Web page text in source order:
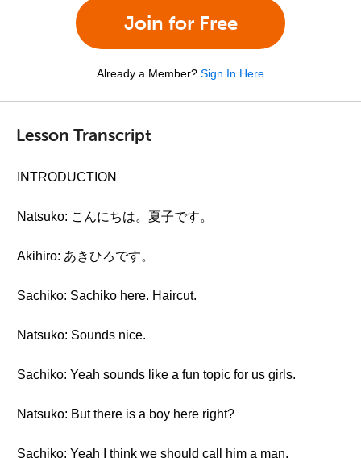
Join for Free
Already a Member? Sign In Here
Lesson Transcript
INTRODUCTION
Natsuko: こんにちは。夏子です。
Akihiro: あきひろです。
Sachiko: Sachiko here. Haircut.
Natsuko: Sounds nice.
Sachiko: Yeah sounds like a fun topic for us girls.
Natsuko: But there is a boy here right?
Sachiko: Yeah I think we should call him a man.